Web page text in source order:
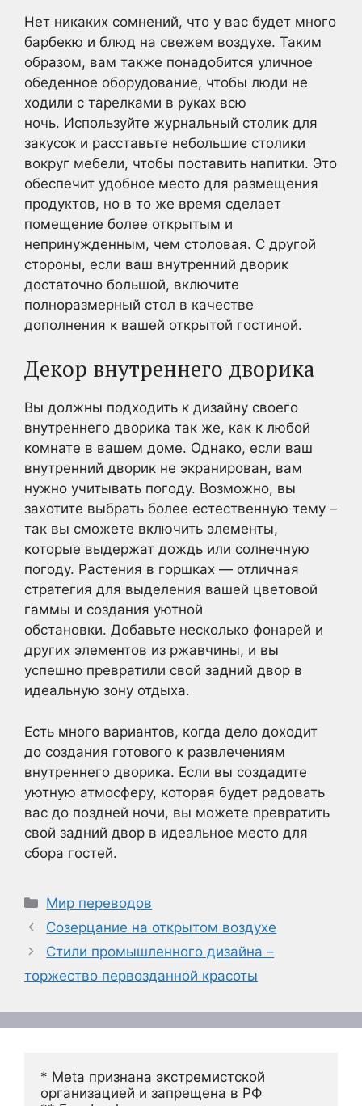
Нет никаких сомнений, что у вас будет много
барбекю и блюд на свежем воздухе. Таким
образом, вам также понадобится уличное
обеденное оборудование, чтобы люди не
ходили с тарелками в руках всю
ночь. Используйте журнальный столик для
закусок и расставьте небольшие столики
вокруг мебели, чтобы поставить напитки. Это
обеспечит удобное место для размещения
продуктов, но в то же время сделает
помещение более открытым и
непринужденным, чем столовая. С другой
стороны, если ваш внутренний дворик
достаточно большой, включите
полноразмерный стол в качестве
дополнения к вашей открытой гостиной.
Декор внутреннего дворика
Вы должны подходить к дизайну своего
внутреннего дворика так же, как к любой
комнате в вашем доме. Однако, если ваш
внутренний дворик не экранирован, вам
нужно учитывать погоду. Возможно, вы
захотите выбрать более естественную тему –
так вы сможете включить элементы,
которые выдержат дождь или солнечную
погоду. Растения в горшках — отличная
стратегия для выделения вашей цветовой
гаммы и создания уютной
обстановки. Добавьте несколько фонарей и
других элементов из ржавчины, и вы
успешно превратили свой задний двор в
идеальную зону отдыха.
Есть много вариантов, когда дело доходит
до создания готового к развлечениям
внутреннего дворика. Если вы создадите
уютную атмосферу, которая будет радовать
вас до поздней ночи, вы можете превратить
свой задний двор в идеальное место для
сбора гостей.
Рубрики
Мир переводов
Созерцание на открытом воздухе
Стили промышленного дизайна –
торжество первозданной красоты
* Meta признана экстремистской
организацией и запрещена в РФ